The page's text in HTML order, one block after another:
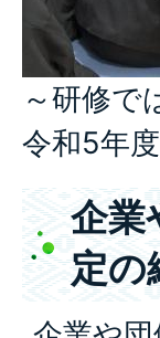
～研修で
令和5年
企業
定の